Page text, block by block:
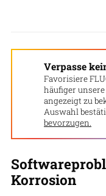
Verpasse
Favorisiere
häufiger
angezeigt zu
Auswahl
bevorzugen.
Korrosion